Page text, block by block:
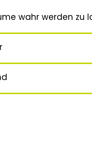
wahr werden zu